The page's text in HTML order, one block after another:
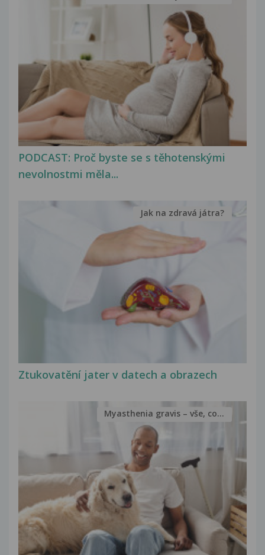
PODCAST: Proč byste se s těhotenskými
nevolnostmi měla...
Ztukovatění jater v datech a obrazech
Jak na zdravá játra?
Myasthenia gravis – vše, co...